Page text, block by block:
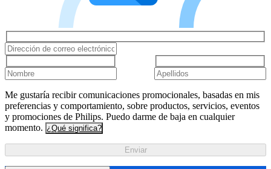
Me gustaría recibir comunicaciones promocionales, basadas en mis
preferencias y comportamiento, sobre productos, servicios, eventos
y promociones de Philips. Puedo darme de baja en cualquier
momento. ¿Qué significa?
Enviar